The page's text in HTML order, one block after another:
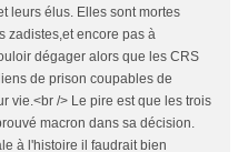
leurs élus. Elles sont mortes
zadistes,et encore pas à
dégager alors que les CRS
de prison coupables de
vie.<br /> Le pire est que les trois
macron dans sa décision.
à l'histoire il faudrait bien